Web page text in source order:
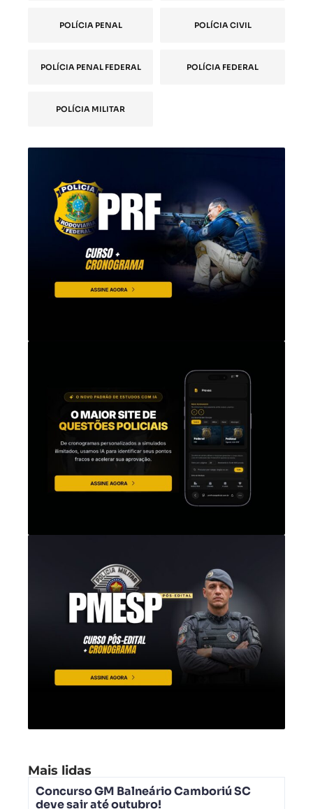
POLÍCIA PENAL POLÍCIA CIVIL
POLÍCIA PENAL FEDERAL POLÍCIA FEDERAL
POLÍCIA MILITAR
Mais lidas
Concurso GM Balneário Camboriú SC
deve sair até outubro!